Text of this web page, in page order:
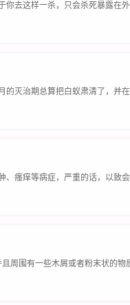
去这样一杀，只会杀死暴露在
灭治期总算把白蚁肃清了，并
瘙痒等病症，严重的话，以致
周围有一些木屑或者粉末状的物